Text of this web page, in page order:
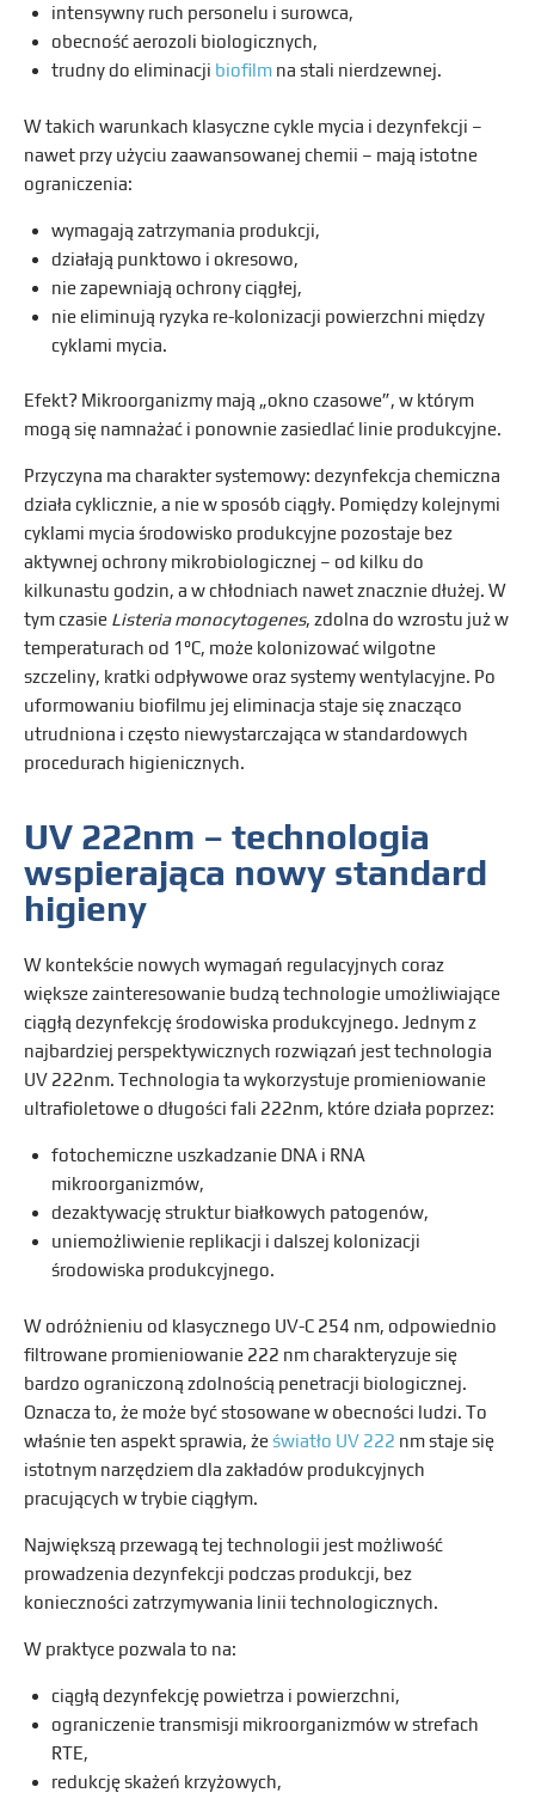
intensywny ruch personelu i surowca,
obecność aerozoli biologicznych,
trudny do eliminacji biofilmna stali nierdzewnej.
W takich warunkach klasyczne cykle mycia i dezynfekcji –
nawet przy użyciu zaawansowanej chemii – mają istotne
ograniczenia:
wymagają zatrzymania produkcji,
działają punktowo i okresowo,
nie zapewniają ochrony ciągłej,
nie eliminują ryzyka re-kolonizacji powierzchni między
cyklami mycia.
Efekt? Mikroorganizmy mają „okno czasowe”, w którym
mogą się namnażać i ponownie zasiedlać linie produkcyjne.
Przyczyna ma charakter systemowy: dezynfekcja chemiczna
działa cyklicznie, a nie w sposób ciągły. Pomiędzy kolejnymi
cyklami mycia środowisko produkcyjne pozostaje bez
aktywnej ochrony mikrobiologicznej – od kilku do
kilkunastu godzin, a w chłodniach nawet znacznie dłużej. W
tym czasie Listeria monocytogenes, zdolna do wzrostu już w
temperaturach od 1°C, może kolonizować wilgotne
szczeliny, kratki odpływowe oraz systemy wentylacyjne. Po
uformowaniu biofilmu jej eliminacja staje się znacząco
utrudniona i często niewystarczająca w standardowych
procedurach higienicznych.
UV 222nm – technologia
wspierająca nowy standard
higieny
W kontekście nowych wymagań regulacyjnych coraz
większe zainteresowanie budzą technologie umożliwiające
ciągłą dezynfekcję środowiska produkcyjnego. Jednym z
najbardziej perspektywicznych rozwiązań jest technologia
UV 222nm. Technologia ta wykorzystuje promieniowanie
ultrafioletowe o długości fali 222nm, które działa poprzez:
fotochemiczne uszkadzanie DNA i RNA
mikroorganizmów,
dezaktywację struktur białkowych patogenów,
uniemożliwienie replikacji i dalszej kolonizacji
środowiska produkcyjnego.
W odróżnieniu od klasycznego UV-C 254 nm, odpowiednio
filtrowane promieniowanie 222 nm charakteryzuje się
bardzo ograniczoną zdolnością penetracji biologicznej.
Oznacza to, że może być stosowane w obecności ludzi. To
właśnie ten aspekt sprawia, żeświatło UV 222 nm staje się
istotnym narzędziem dla zakładów produkcyjnych
pracujących w trybie ciągłym.
Największą przewagą tej technologii jest możliwość
prowadzenia dezynfekcji podczas produkcji, bez
konieczności zatrzymywania linii technologicznych.
W praktyce pozwala to na:
ciągłą dezynfekcję powietrza i powierzchni,
ograniczenie transmisji mikroorganizmów w strefach
RTE,
redukcję skażeń krzyżowych,